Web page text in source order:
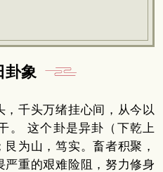
卦象
，千头万绪挂心间，从今以
。 这个卦是异卦（下乾上
为山，笃实。畜者积聚，
重的艰难险阻，努力修身